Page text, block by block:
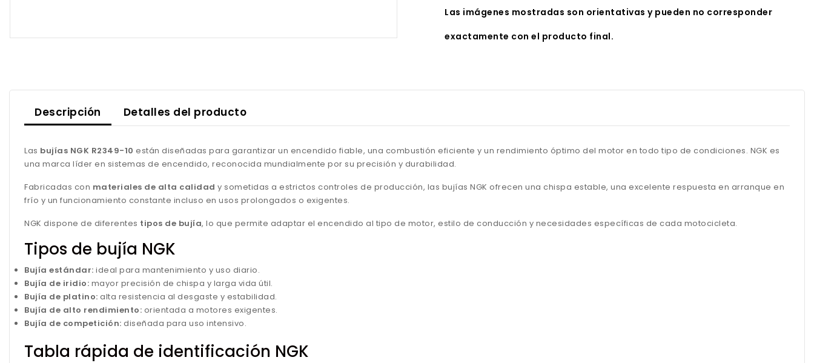
Las imágenes mostradas son orientativas y pueden no corresponder
exactamente con el producto final.
Descripción Detalles del producto
Las bujías NGK R2349-10 están diseñadas para garantizar un encendido fiable, una combustión eficiente y un rendimiento óptimo del motor en todo tipo de condiciones. NGK es
una marca líder en sistemas de encendido, reconocida mundialmente por su precisión y durabilidad.
Fabricadas con materiales de alta calidad y sometidas a estrictos controles de producción, las bujías NGK ofrecen una chispa estable, una excelente respuesta en arranque en
frío y un funcionamiento constante incluso en usos prolongados o exigentes.
NGK dispone de diferentes tipos de bujía, lo que permite adaptar el encendido al tipo de motor, estilo de conducción y necesidades específicas de cada motocicleta.
Tipos de bujía NGK
Bujía estándar: ideal para mantenimiento y uso diario.
Bujía de iridio: mayor precisión de chispa y larga vida útil.
Bujía de platino: alta resistencia al desgaste y estabilidad.
Bujía de alto rendimiento: orientada a motores exigentes.
Bujía de competición: diseñada para uso intensivo.
Tabla rápida de identificación NGK